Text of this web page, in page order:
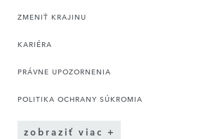
ZMENIŤ KRAJINU
KARIÉRA
PRÁVNE UPOZORNENIA
POLITIKA OCHRANY SÚKROMIA
zobraziť viac